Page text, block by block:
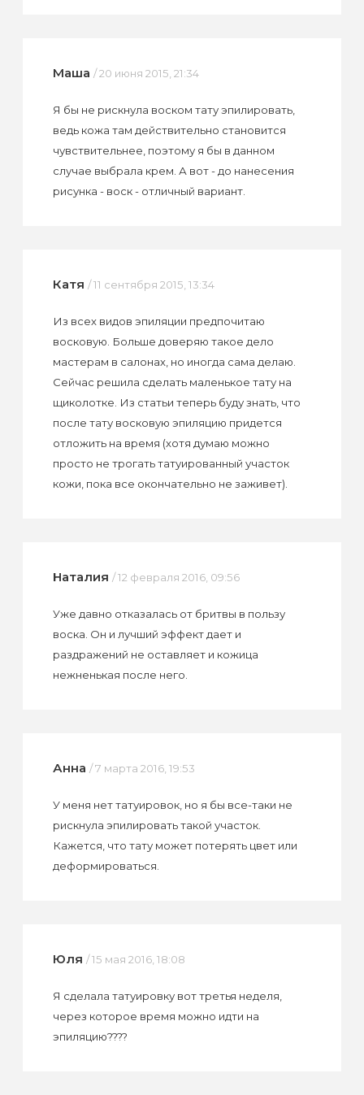
Маша / 20 июня 2015, 21:34
Я бы не рискнула воском тату эпилировать,
ведь кожа там действительно становится
чувствительнее, поэтому я бы в данном
случае выбрала крем. А вот - до нанесения
рисунка - воск - отличный вариант.
Катя / 11 сентября 2015, 13:34
Из всех видов эпиляции предпочитаю
восковую. Больше доверяю такое дело
мастерам в салонах, но иногда сама делаю.
Сейчас решила сделать маленькое тату на
щиколотке. Из статьи теперь буду знать, что
после тату восковую эпиляцию придется
отложить на время (хотя думаю можно
просто не трогать татуированный участок
кожи, пока все окончательно не заживет).
Наталия / 12 февраля 2016, 09:56
Уже давно отказалась от бритвы в пользу
воска. Он и лучший эффект дает и
раздражений не оставляет и кожица
нежненькая после него.
Анна / 7 марта 2016, 19:53
У меня нет татуировок, но я бы все-таки не
рискнула эпилировать такой участок.
Кажется, что тату может потерять цвет или
деформироваться.
Юля / 15 мая 2016, 18:08
Я сделала татуировку вот третья неделя,
через которое время можно идти на
эпиляцию????